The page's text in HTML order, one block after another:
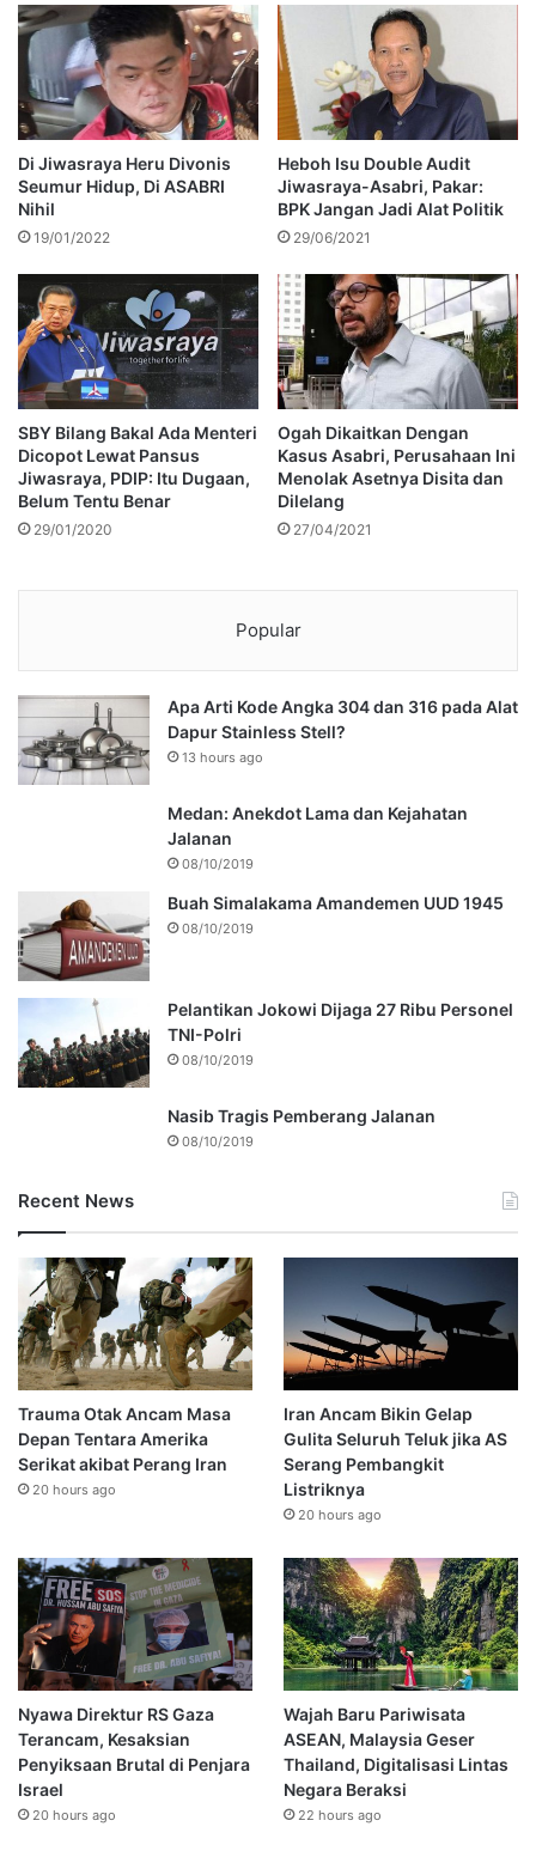
Di Jiwasraya Heru Divonis
Seumur Hidup, Di ASABRI
Nihil
19/01/2022
Heboh Isu Double Audit
Jiwasraya-Asabri, Pakar:
BPK Jangan Jadi Alat Politik
29/06/2021
SBY Bilang Bakal Ada Menteri
Dicopot Lewat Pansus
Jiwasraya, PDIP: Itu Dugaan,
Belum Tentu Benar
29/01/2020
Ogah Dikaitkan Dengan
Kasus Asabri, Perusahaan Ini
Menolak Asetnya Disita dan
Dilelang
27/04/2021
Popular
Apa Arti Kode Angka 304 dan 316 pada Alat
Dapur Stainless Stell?
13 hours ago
Medan: Anekdot Lama dan Kejahatan
Jalanan
08/10/2019
Buah Simalakama Amandemen UUD 1945
08/10/2019
Pelantikan Jokowi Dijaga 27 Ribu Personel
TNI-Polri
08/10/2019
Nasib Tragis Pemberang Jalanan
08/10/2019
Recent News
Trauma Otak Ancam Masa
Depan Tentara Amerika
Serikat akibat Perang Iran
20 hours ago
Iran Ancam Bikin Gelap
Gulita Seluruh Teluk jika AS
Serang Pembangkit
Listriknya
20 hours ago
Nyawa Direktur RS Gaza
Terancam, Kesaksian
Penyiksaan Brutal di Penjara
Israel
20 hours ago
Wajah Baru Pariwisata
ASEAN, Malaysia Geser
Thailand, Digitalisasi Lintas
Negara Beraksi
22 hours ago